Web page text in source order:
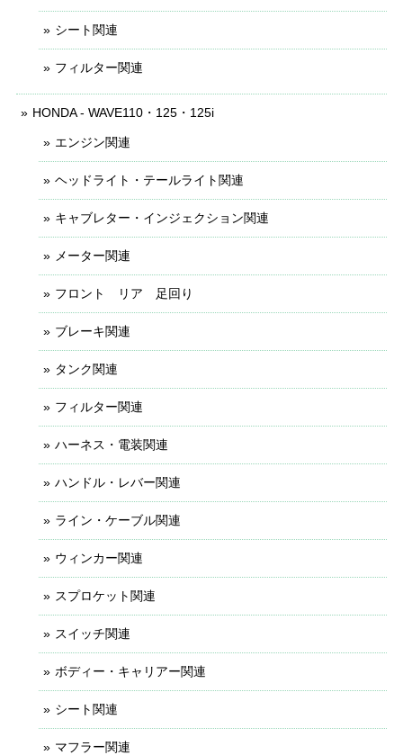
シート関連
フィルター関連
HONDA - WAVE110・125・125i
エンジン関連
ヘッドライト・テールライト関連
キャブレター・インジェクション関連
メーター関連
フロント リア 足回り
ブレーキ関連
タンク関連
フィルター関連
ハーネス・電装関連
ハンドル・レバー関連
ライン・ケーブル関連
ウィンカー関連
スプロケット関連
スイッチ関連
ボディー・キャリアー関連
シート関連
マフラー関連